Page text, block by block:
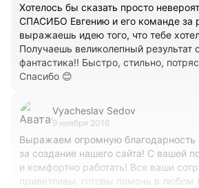
Хотелось бы сказать просто
СПАСИБО Евгению и его команде за
выражаешь идею того, что тебе
Получаешь великолепный результат
фантастика!! Быстро, стильно,
Спасибо 😊
Vyacheslav Sedov
9 ноября 2016
Выражаем огромную благодарность
за создание нашего сайта! С вашей
и комфортно работать! Все ваши
приветливы, готовы помочь в любом